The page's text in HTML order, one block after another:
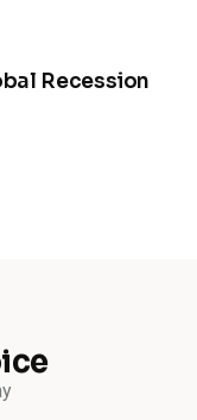
Recession